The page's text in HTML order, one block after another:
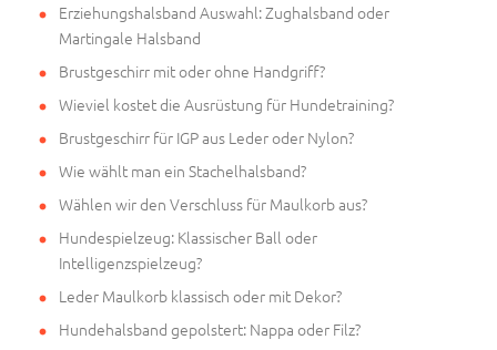
Erziehungshalsband Auswahl: Zughalsband oder
Martingale Halsband
Brustgeschirr mit oder ohne Handgriff?
Wieviel kostet die Ausrüstung für Hundetraining?
Brustgeschirr für IGP aus Leder oder Nylon?
Wie wählt man ein Stachelhalsband?
Wählen wir den Verschluss für Maulkorb aus?
Hundespielzeug: Klassischer Ball oder
Intelligenzspielzeug?
Leder Maulkorb klassisch oder mit Dekor?
Hundehalsband gepolstert: Nappa oder Filz?